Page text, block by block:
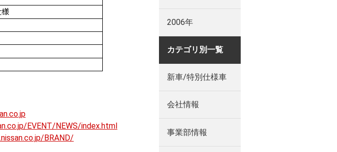
EVENT/NEWS/index.html
BRAND/
2006年
カテゴリ別一覧
新車/特別仕様車
会社情報
事業部情報